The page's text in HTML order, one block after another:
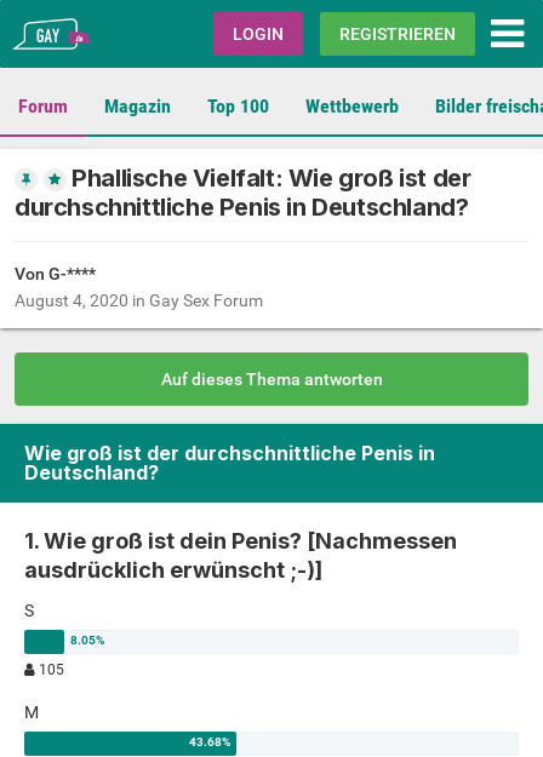
Gay.de LOGIN REGISTRIEREN
Forum Magazin Top 100 Wettbewerb Bilder
Phallische Vielfalt: Wie groß ist der
durchschnittliche Penis in Deutschland?
Von G-****
August 4, 2020 in Gay Sex Forum
Auf dieses Thema antworten
Wie groß ist der durchschnittliche Penis in
Deutschland?
1. Wie groß ist dein Penis? [Nachmessen
ausdrücklich erwünscht ;-)]
S
105
M